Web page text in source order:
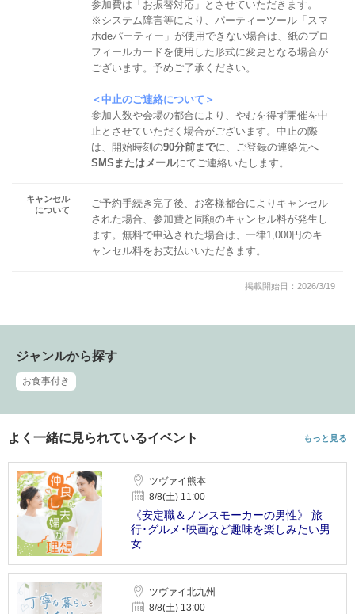
参加費は「お振替対応」とさせていただきます。
※システム障害等により、パーティーツール「スマ
ホdeパーティー」が使用できない場合は、紙のプロ
フィールカードを使用した形式に変更となる場合が
ございます。予めご了承ください。
＜中止のご連絡について＞
参加人数や会場の都合により、やむを得ず開催を中
止とさせていただく場合がございます。中止の際
は、開始時刻の90分前までに、ご登録の連絡先へ
SMSまたはメールにてご連絡いたします。
キャンセル
について
ご予約手続き完了後、お客様都合によりキャンセル
された場合、参加費と同額のキャンセル料が発生し
ます。無料で申込された場合は、一律1,000円のキ
ャンセル料をお支払いいただきます。
掲載開始日：2026/3/19
ジャンルから探す
お食事付き
よく一緒に見られているイベント もっと見る
ツヴァイ熊本
8/8(土) 11:00
《安定職＆ノンスモーカーの男性》 旅
行･グルメ･映画など趣味を楽しみたい男
女
ツヴァイ北九州
8/8(土) 13:00